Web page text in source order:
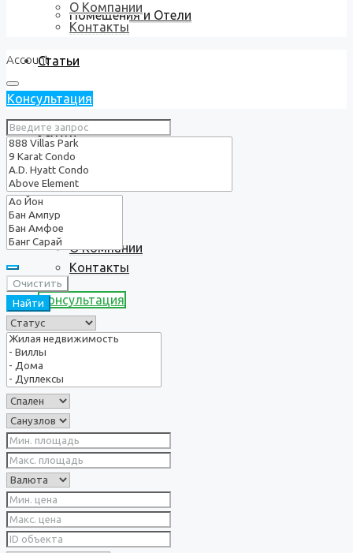
Помещения и Отели
Статьи
Услуги
О нас
О Компании
Контакты
Консультация
О Компании
Контакты
Account
Консультация
Очистить
Найти